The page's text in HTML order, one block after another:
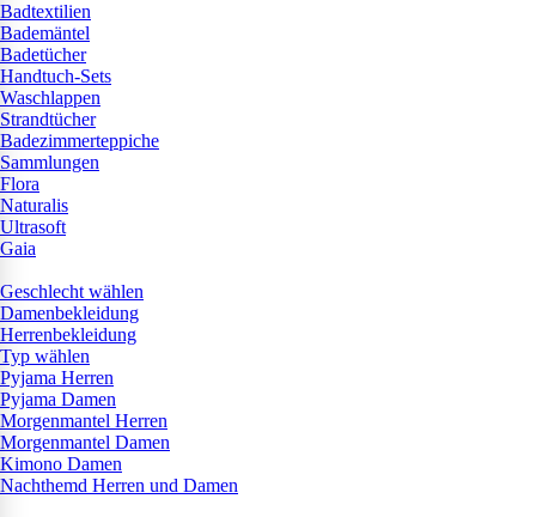
Badtextilien
Bademäntel
Badetücher
Handtuch-Sets
Waschlappen
Strandtücher
Badezimmerteppiche
Sammlungen
Flora
Naturalis
Ultrasoft
Gaia
Geschlecht wählen
Damenbekleidung
Herrenbekleidung
Typ wählen
Pyjama Herren
Pyjama Damen
Morgenmantel Herren
Morgenmantel Damen
Kimono Damen
Nachthemd Herren und Damen